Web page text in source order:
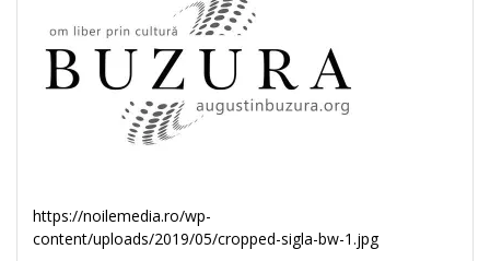
https://noilemedia.ro/wp-
content/uploads/2019/05/cropped-sigla-bw-1.jpg